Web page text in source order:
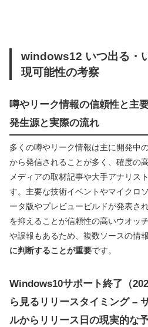
windows12 いつ出る・
現可能性の考察
噂やリーク情報の信頼性と主
発生源と実際の流れ
多くの噂やリーク情報は主に開発中
から発信されることが多く、確度の
メディアの取材記事や大手アナリス
す。主要な技術イベントやマイクロ
ータ版やプレビュービルドが発表さ
を抑えることが信頼性の高いウオッ
や誤報もあるため、複数ソースの情報
に判断することが重要です。
Windows10サポート終了（
ら見るリリースタイミング –
ルからリリース日の現実的な